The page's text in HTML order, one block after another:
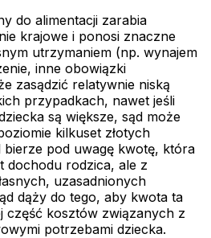
do alimentacji zarabia
krajowe i ponosi znaczne
utrzymaniem (np. wynajem
inne obowiązki
zasądzić relatywnie niską
przypadkach, nawet jeśli
są większe, sąd może
kilkuset złotych
bierze pod uwagę kwotę, która
dochodu rodzica, ale z
uzasadnionych
dąży do tego, aby kwota ta
część kosztów związanych z
potrzebami dziecka.